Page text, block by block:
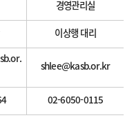
경영관리실
이상행 대리
shlee@kasb.or.kr
02-6050-0115